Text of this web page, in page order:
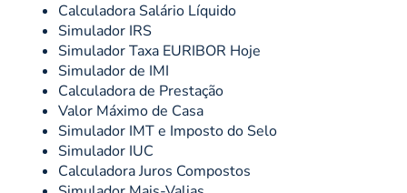
Calculadora Salário Líquido
Simulador IRS
Simulador Taxa EURIBOR Hoje
Simulador de IMI
Calculadora de Prestação
Valor Máximo de Casa
Simulador IMT e Imposto do Selo
Simulador IUC
Calculadora Juros Compostos